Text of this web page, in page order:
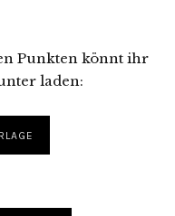
Punkten könnt ihr
laden: